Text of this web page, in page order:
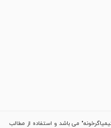
می باشد و استفاده از مطالب